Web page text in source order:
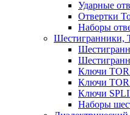
Ударные
Отвертки
Наборы
Шестигранники,
Ключи
Ключи
Ключи
Наборы